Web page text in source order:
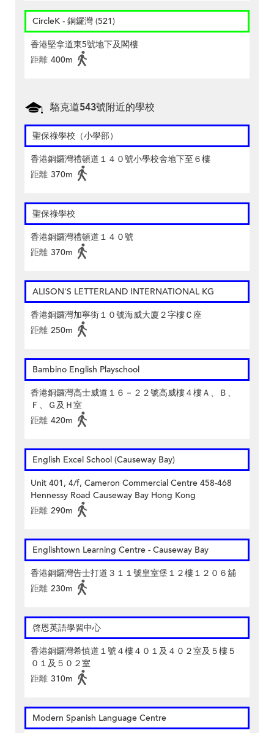
CircleK - 銅鑼灣 (521)
香港堅拿道東5號地下及閣樓
距離 400m
駱克道543號附近的學校
聖保祿學校（小學部）
香港銅鑼灣禮頓道１４０號小學校舍地下至６樓
距離 370m
聖保祿學校
香港銅鑼灣禮頓道１４０號
距離 370m
ALISON'S LETTERLAND INTERNATIONAL KG
香港銅鑼灣加寧街１０號海威大廈２字樓Ｃ座
距離 250m
Bambino English Playschool
香港銅鑼灣高士威道１６－２２號高威樓４樓Ａ、Ｂ、
Ｆ、Ｇ及Ｈ室
距離 420m
English Excel School (Causeway Bay)
Unit 401, 4/f, Cameron Commercial Centre 458-468
Hennessy Road Causeway Bay Hong Kong
距離 290m
Englishtown Learning Centre‎ - Causeway Bay
香港銅鑼灣告士打道３１１號皇室堡１２樓１２０６舖
距離 230m
啓恩英語學習中心
香港銅鑼灣希慎道１號４樓４０１及４０２室及５樓５
０１及５０２室
距離 310m
Modern Spanish Language Centre